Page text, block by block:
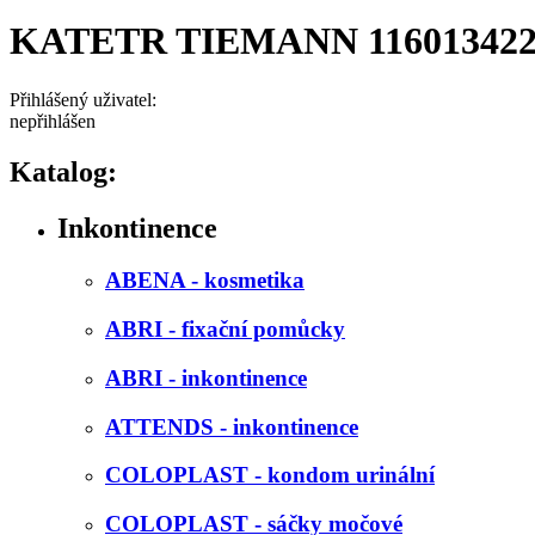
KATETR TIEMANN
Přihlášený uživatel:
nepřihlášen
Katalog:
Inkontinence
ABENA - kosmetika
ABRI - fixační pomůcky
ABRI - inkontinence
ATTENDS - inkontinence
COLOPLAST - kondom urinální
COLOPLAST - sáčky močové